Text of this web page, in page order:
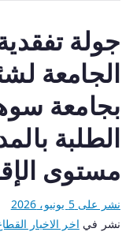
جولة
الجامعة
بجامعة
الطلبة
مستوى
نشر على5 يونيو، 2026
نشر في اخر الاخبار